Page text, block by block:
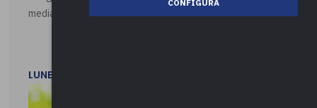
mediante procedura asincrona telematica
LUNEDì 20 LUGLIO 2026
CONFIGURA